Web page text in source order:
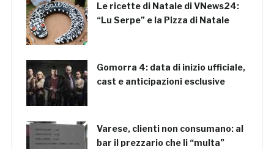
Le ricette di Natale di VNews24:
“Lu Serpe” e la Pizza di Natale
Gomorra 4: data di inizio ufficiale,
cast e anticipazioni esclusive
Varese, clienti non consumano: al
bar il prezzario che li “multa”